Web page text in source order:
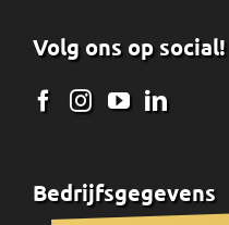
Volg ons op social!
Bedrijfsgegevens